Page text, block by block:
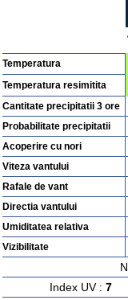
Temperatura
Temperatura resimitita
Cantitate precipitatii 3 ore
Probabilitate precipitatii
Acoperire cu nori
Viteza vantului
Rafale de vant
Directia vantului
Umiditatea relativa
Vizibilitate
Index UV : 7